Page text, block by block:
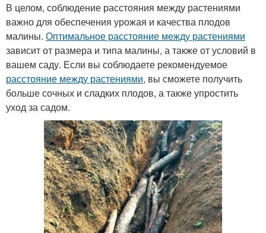
В целом, соблюдение расстояния между растениями
важно для обеспечения урожая и качества плодов
малины. Оптимальное расстояние между растениями
зависит от размера и типа малины, а также от условий в
вашем саду. Если вы соблюдаете рекомендуемое
расстояние между растениями, вы сможете получить
больше сочных и сладких плодов, а также упростить
уход за садом.